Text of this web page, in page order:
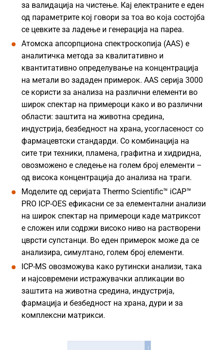
за валидација на чистење. Кај електраните е еден
од параметрите кој говори за тоа во која состојба
се цевките за ладење и генерација на пареа.
Атомска апсорпциона спектроскопија (AAS) е
аналитичка метода за квалитативно и
квантитативно определување на концентрација
на метали во зададен примерок. AAS серија 3000
се користи за анализа на различни елементи во
широк спектар на примероци како и во различни
области: заштита на животна средина,
индустрија, безбедност на храна, усогласеност со
фармацевтски стандарди. Со комбинација на
сите три техники, пламена, графитна и хидридна,
овозможено е следење на голем број елементи –
од висока концентрација до анализа на траги.
Моделите од серијата Thermo Scientific™ iCAP™
PRO ICP-OES ефикасни се за елементални анализи
на широк спектар на примероци каде матриксот
е сложен или содржи високо ниво на растворени
цврсти супстанци. Во еден примерок може да се
анализира, симултано, голем број елементи.
ICP-MS овозможува како рутински анализи, така
и најсовремени истражувачки апликации во
заштита на животна средина, индустрија,
фармација и безбедност на храна, дури и за
комплексни матрикси.